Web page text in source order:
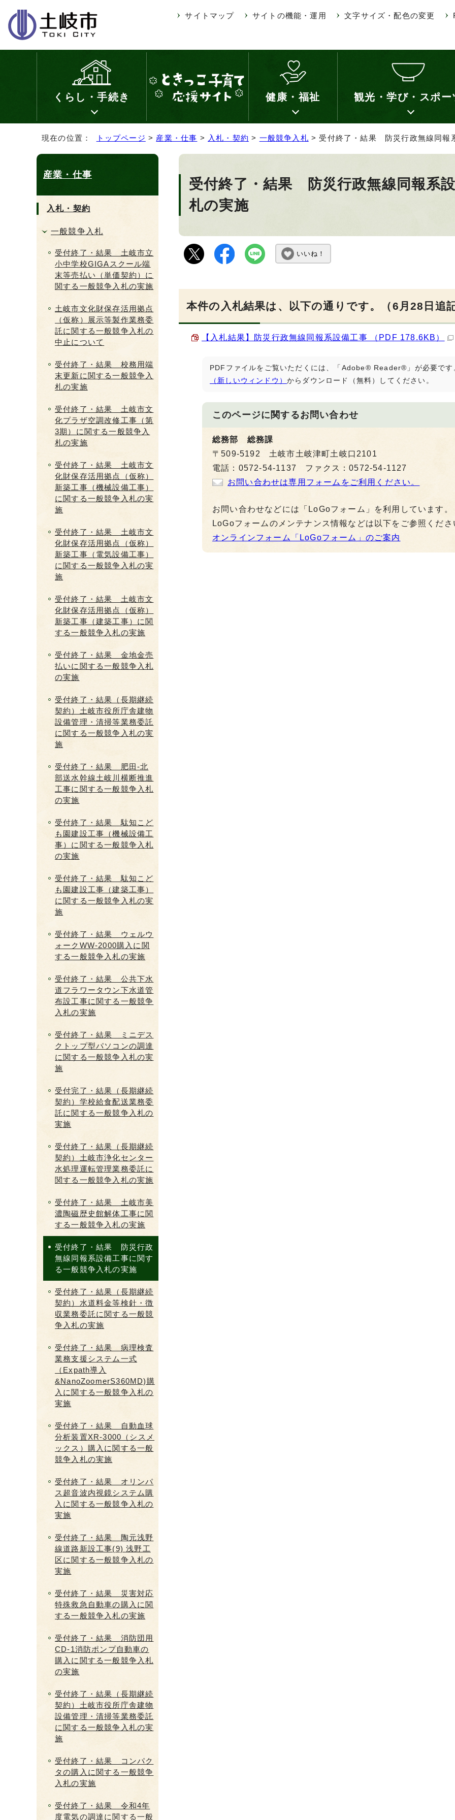
サイトマップ サイトの機能・運用 文字サイズ・配色の変更
くらし・手続き 健康・福祉 観光・学び・スポー
現在の位置： トップページ > 産業・仕事 > 入札・契約 > 一般競争入札 > 受付終了・結果 防災行政無線同報
受付終了・結果 防災行政無線同報系
札の実施
いいね！
本件の入札結果は、以下の通りです。（6月28日追
【入札結果】防災行政無線同報系設備工事 （PDF 178.6KB）
PDFファイルをご覧いただくには、「Adobe® Reader®」が必要です
（新しいウィンドウ） からダウンロード（無料）してください。
このページに関するお問い合わせ
総務部 総務課
〒509-5192 土岐市土岐津町土岐口2101
電話：0572-54-1137 ファクス：0572-54-1127
お問い合わせは専用フォームをご利用ください。
お問い合わせなどには「LoGoフォーム」を利用しています。
LoGoフォームのメンテナンス情報などは以下をご参照くださ
オンラインフォーム「LoGoフォーム」のご案内
産業・仕事
入札・契約
一般競争入札
受付終了・結果 土岐市立
小中学校GIGAスクール端
末等売払い（単価契約）に
関する一般競争入札の実施
土岐市文化財保存活用拠点
（仮称）展示等製作業務委
託に関する一般競争入札の
中止について
受付終了・結果 校務用端
末更新に関する一般競争入
札の実施
受付終了・結果 土岐市文
化プラザ空調改修工事（第
3期）に関する一般競争入
札の実施
受付終了・結果 土岐市文
化財保存活用拠点（仮称）
新築工事（機械設備工事）
に関する一般競争入札の実
施
受付終了・結果 土岐市文
化財保存活用拠点（仮称）
新築工事（電気設備工事）
に関する一般競争入札の実
施
受付終了・結果 土岐市文
化財保存活用拠点（仮称）
新築工事（建築工事）に関
する一般競争入札の実施
受付終了・結果 金地金売
払いに関する一般競争入札
の実施
受付終了・結果（長期継続
契約）土岐市役所庁舎建物
設備管理・清掃等業務委託
に関する一般競争入札の実
施
受付終了・結果 肥田-北
部送水幹線土岐川横断推進
工事に関する一般競争入札
の実施
受付終了・結果 駄知こど
も園建設工事（機械設備工
事）に関する一般競争入札
の実施
受付終了・結果 駄知こど
も園建設工事（建築工事）
に関する一般競争入札の実
施
受付終了・結果 ウェルウ
ォークWW-2000購入に関
する一般競争入札の実施
受付終了・結果 公共下水
道フラワータウン下水道管
布設工事に関する一般競争
入札の実施
受付終了・結果 ミニデス
クトップ型パソコンの調達
に関する一般競争入札の実
施
受付完了・結果（長期継続
契約）学校給食配送業務委
託に関する一般競争入札の
実施
受付終了・結果（長期継続
契約）土岐市浄化センター
水処理運転管理業務委託に
関する一般競争入札の実施
受付終了・結果 土岐市美
濃陶磁歴史館解体工事に関
する一般競争入札の実施
受付終了・結果 防災行政
無線同報系設備工事に関す
る一般競争入札の実施
受付終了・結果（長期継続
契約）水道料金等検針・徴
収業務委託に関する一般競
争入札の実施
受付終了・結果 病理検査
業務支援システム一式
（Expath導入
&NanoZoomerS360MD)購
入に関する一般競争入札の
実施
受付終了・結果 自動血球
分析装置XR-3000（シスメ
ックス）購入に関する一般
競争入札の実施
受付終了・結果 オリンパ
ス超音波内視鏡システム購
入に関する一般競争入札の
実施
受付終了・結果 陶元浅野
線道路新設工事(9) 浅野工
区に関する一般競争入札の
実施
受付終了・結果 災害対応
特殊救急自動車の購入に関
する一般競争入札の実施
受付終了・結果 消防団用
CD-1消防ポンプ自動車の
購入に関する一般競争入札
の実施
受付終了・結果（長期継続
契約）土岐市役所庁舎建物
設備管理・清掃等業務委託
に関する一般競争入札の実
施
受付終了・結果 コンパク
タの購入に関する一般競争
入札の実施
受付終了・結果 令和4年
度電気の調達に関する一般